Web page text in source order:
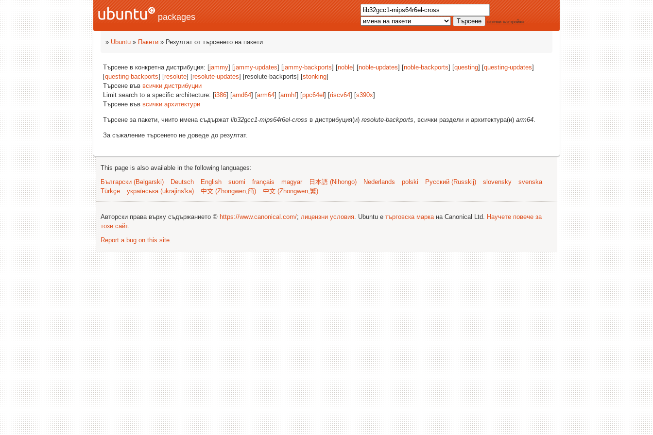
packages всички настройки
» Ubuntu » Пакети » Резултат от търсенето на пакети
Търсене в конкретна дистрибуция: [jammy] [jammy-updates] [jammy-backports] [noble] [noble-updates] [noble-backports] [questing] [questing-updates]
[questing-backports] [resolute] [resolute-updates] [resolute-backports] [stonking]
Търсене във всички дистрибуции
Limit search to a specific architecture: [i386] [amd64] [arm64] [armhf] [ppc64el ] [riscv64] [s390x]
Търсене във всички архитектури
Търсене за пакети, чиито имена съдържат lib32gcc1-mips64r6el-cross в дистрибуция(и) resolute-backports, всички раздели и архитектура(и) arm64.
За съжаление търсенето не доведе до резултат.
This page is also available in the following languages:
Български (Bəlgarski)
Deutsch English suomi français magyar 日本語 (Nihongo) Nederlands polski Русский (Russkij) slovensky
svenska
Türkçe
українська (ukrajins'ka) 中文 (Zhongwen,简) 中文 (Zhongwen,繁)
Авторски права върху съдържанието © https://www.canonical.com/; лицензни условия. Ubuntu е търговска маркана Canonical Ltd. Научете повече за
този сайт.
Report a bug on this site.